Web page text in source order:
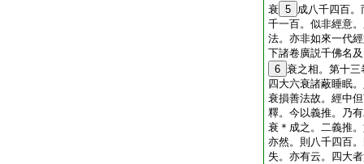
衰 5 成八千四百
千一百。似非經意
法。亦非如來一代
下諸卷廣説千佛名
6 衰之相。第十
四大六衰諸蔽睡眠
衰損善法故。經中
釋。今以義推。乃
衰＊成之。二義推
亦然。則八千四百
失。亦有云。四大